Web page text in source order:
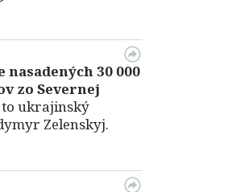
nasadených 30 000
zo Severnej
to ukrajinský
Zelenskyj.